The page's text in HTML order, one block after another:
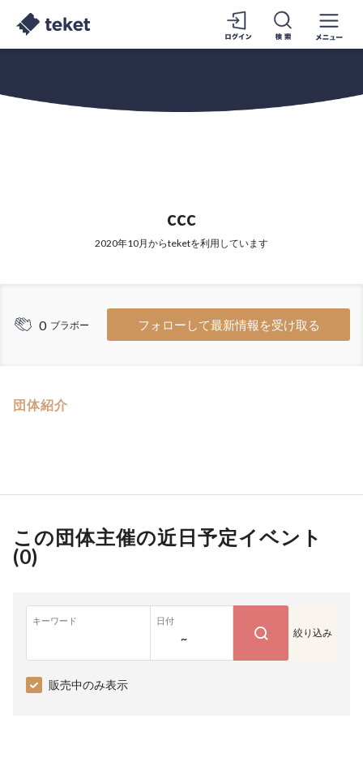
ccc
2020年10月からteketを利用しています
0 ブラボー フォローして最新情報を受け取る
団体紹介
この団体主催の近日予定イベント
(0)
キーワード 日付
~ 絞り込み
販売中のみ表示